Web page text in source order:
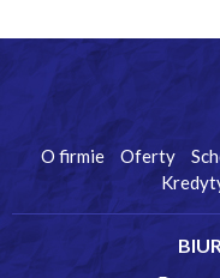
O firmie Oferty